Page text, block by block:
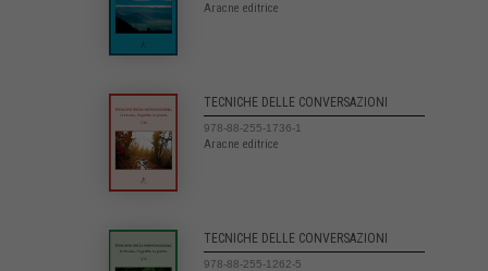
Aracne editrice
TECNICHE DELLE CONVERSAZIONI
978-88-255-1736-1
Aracne editrice
TECNICHE DELLE CONVERSAZIONI
978-88-255-1262-5